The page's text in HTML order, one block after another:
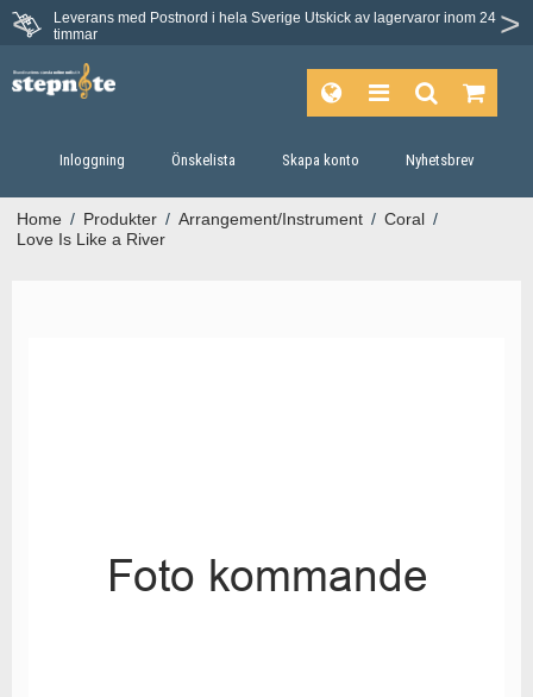
Leverans med Postnord i hela Sverige Utskick av lagervaror inom 24
timmar
Inloggning Önskelista Skapa konto Nyhetsbrev
Home / Produkter / Arrangement/Instrument / Coral /
Love Is Like a River